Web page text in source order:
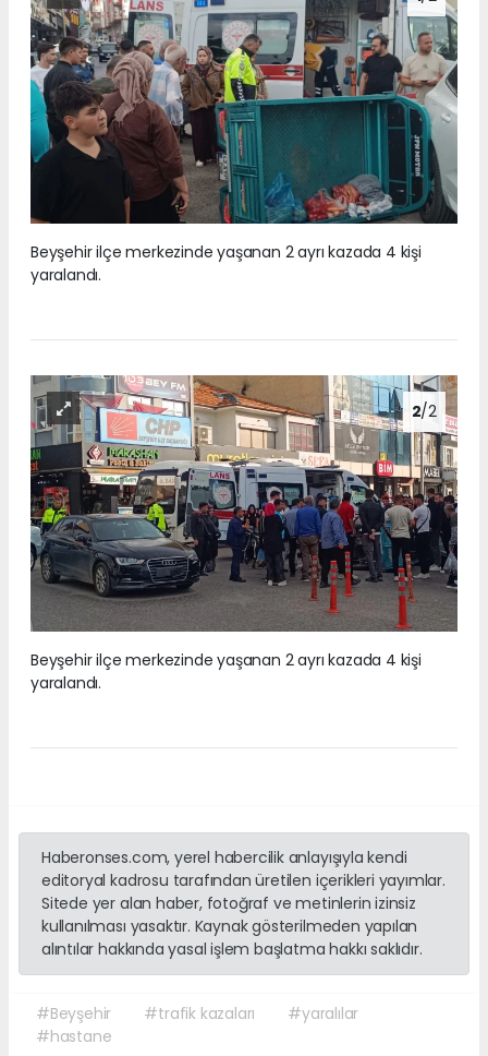
Beyşehir ilçe merkezinde yaşanan 2 ayrı kazada 4 kişi
yaralandı.
2/2
Beyşehir ilçe merkezinde yaşanan 2 ayrı kazada 4 kişi
yaralandı.
Haberonses.com, yerel habercilik anlayışıyla kendi
editoryal kadrosu tarafından üretilen içerikleri yayımlar.
Sitede yer alan haber, fotoğraf ve metinlerin izinsiz
kullanılması yasaktır. Kaynak gösterilmeden yapılan
alıntılar hakkında yasal işlem başlatma hakkı saklıdır.
#Beyşehir #trafik kazaları
#yaralılar
#hastane